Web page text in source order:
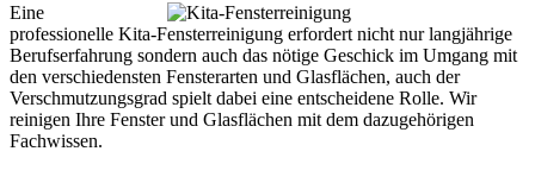
Eine
professionelle Kita-Fensterreinigung erfordert nicht nur langjährige
Berufserfahrung sondern auch das nötige Geschick im Umgang mit
den verschiedensten Fensterarten und Glasflächen, auch der
Verschmutzungsgrad spielt dabei eine entscheidene Rolle. Wir
reinigen Ihre Fenster und Glasflächen mit dem dazugehörigen
Fachwissen.